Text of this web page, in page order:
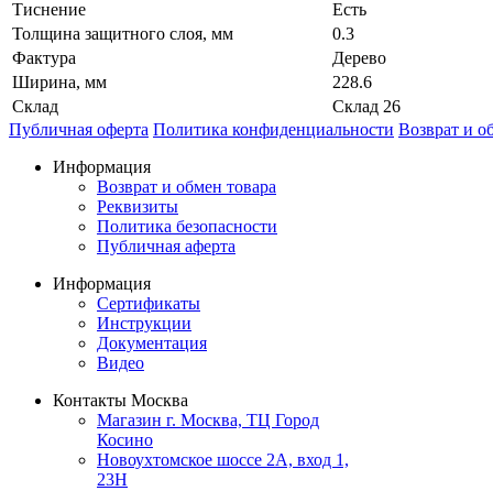
Тиснение
Есть
Толщина защитного слоя, мм
0.3
Фактура
Дерево
Ширина, мм
228.6
Склад
Склад 26
Публичная оферта Политика конфиденциальности Возврат и
Информация
Возврат и обмен товара
Реквизиты
Политика безопасности
Публичная аферта
Информация
Сертификаты
Инструкции
Документация
Видео
Контакты Москва
Магазин г. Москва, ТЦ Город
Косино
Новоухтомское шоссе 2А, вход 1,
23Н